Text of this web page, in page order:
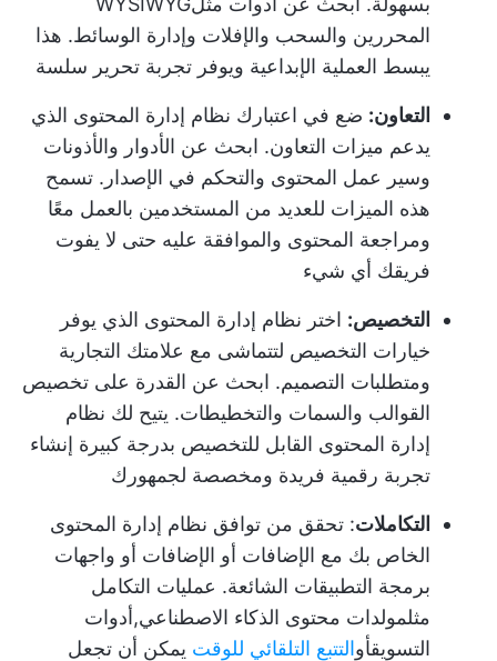
المحررين والسحب والإفلات وإدارة الوسائط. هذا
يبسط العملية الإبداعية ويوفر تجربة تحرير سلسة
التعاون: ضع في اعتبارك نظام إدارة المحتوى الذي
يدعم ميزات التعاون. ابحث عن الأدوار والأذونات
وسير عمل المحتوى والتحكم في الإصدار. تسمح
هذه الميزات للعديد من المستخدمين بالعمل معًا
ومراجعة المحتوى والموافقة عليه حتى لا يفوت
فريقك أي شيء
التخصيص: اختر نظام إدارة المحتوى الذي يوفر
خيارات التخصيص لتتماشى مع علامتك التجارية
ومتطلبات التصميم. ابحث عن القدرة على تخصيص
القوالب والسمات والتخطيطات. يتيح لك نظام
إدارة المحتوى القابل للتخصيص بدرجة كبيرة إنشاء
تجربة رقمية فريدة ومخصصة لجمهورك
التكاملات: تحقق من توافق نظام إدارة المحتوى
الخاص بك مع الإضافات أو الإضافات أو واجهات
برمجة التطبيقات الشائعة. عمليات التكامل
مثلمولدات محتوى الذكاء الاصطناعي,أدوات
التسويقأوالتتبع التلقائي للوقت يمكن أن تجعل